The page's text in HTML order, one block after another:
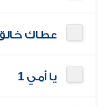
عطاك خالق
يا أمي 1